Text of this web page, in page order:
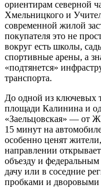
ориентирам северной
Хмельницкого и
современной жилой
покупателя это не
вокруг есть школы,
спортивные арены, а
«подтянется»
транспорта.
До одной из ключевых
площади Калинина и
«Заельцовская» — от
15 минут на
особенно ценят
направлении
объезду и федеральным
дачу или в соседние
пробками и дворовыми